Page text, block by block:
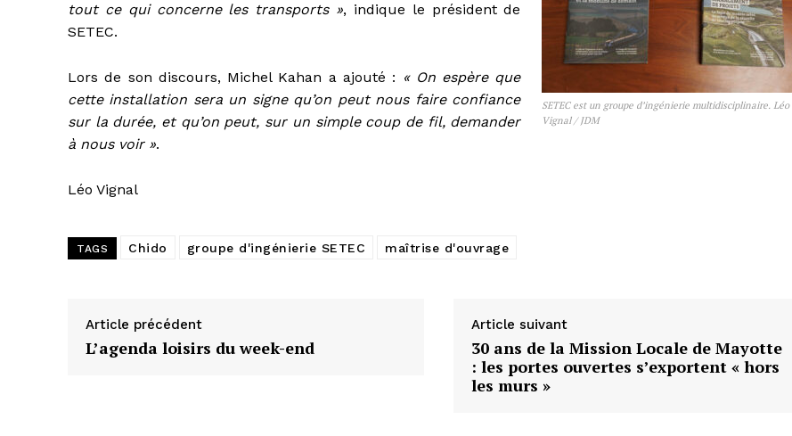
SETEC est un groupe d’ingénierie multidisciplinaire. Léo
Vignal / JDM
tout ce qui concerne les transports », indique le président de
SETEC.
Lors de son discours, Michel Kahan a ajouté : « On espère que
cette installation sera un signe qu’on peut nous faire confiance
sur la durée, et qu’on peut, sur un simple coup de fil, demander
à nous voir ».
Léo Vignal
TAGS Chido groupe d'ingénierie SETEC maîtrise d'ouvrage
Article précédent
L’agenda loisirs du week-end
Article suivant
30 ans de la Mission Locale de Mayotte
: les portes ouvertes s’exportent « hors
les murs »